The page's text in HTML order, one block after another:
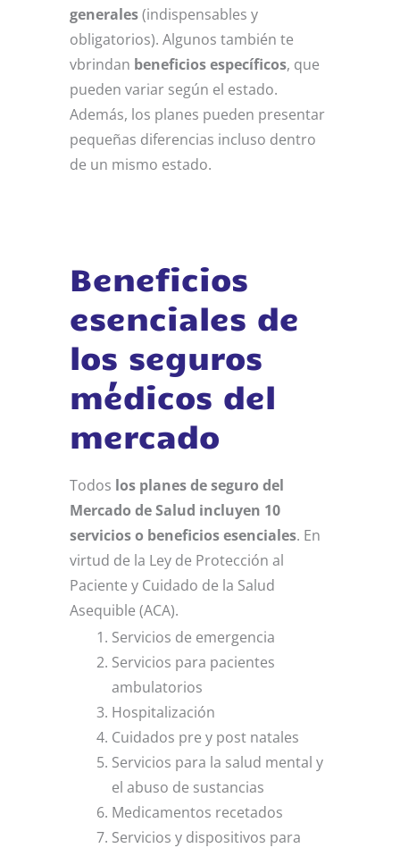
generales(indispensables y
obligatorios). Algunos también te
vbrindan beneficios específicos, que
pueden variar según el estado.
Además, los planes pueden presentar
pequeñas diferencias incluso dentro
de un mismo estado.
Beneficios
esenciales de
los seguros
médicos del
mercado
Todos los planes de seguro del
Mercado de Salud incluyen 10
servicioso beneficios esenciales. En
virtud de la Ley de Protección al
Paciente y Cuidado de la Salud
Asequible (ACA).
Servicios de emergencia
Servicios para pacientes
ambulatorios
Hospitalización
Cuidados pre y post natales
Servicios para la salud mental y
el abuso de sustancias
Medicamentos recetados
Servicios y dispositivos para